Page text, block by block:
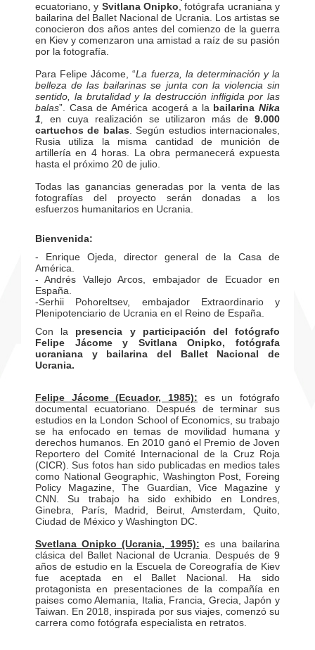
ecuatoriano, y Svitlana Onipko , fotógrafa ucraniana y
bailarina del Ballet Nacional de Ucrania. Los artistas se
conocieron dos años antes del comienzo de la guerra
en Kiev y comenzaron una amistad a raíz de su pasión
por la fotografía.
Para Felipe Jácome, “La fuerza, la determinación y la
belleza de las bailarinas se junta con la violencia sin
sentido, la brutalidad y la destrucción infligida por las
balas”. Casa de América acogerá a la bailarina Nika
1
en cuya realización se utilizaron más de 9.000
cartuchos de balas . Según estudios internacionales,
Rusia utiliza la misma cantidad de munición de
artillería en 4 horas. La obra permanecerá expuesta
hasta el próximo 20 de julio.
Todas las ganancias generadas por la venta de las
fotografías del proyecto serán donadas a los
esfuerzos humanitarios en Ucrania.
Bienvenida:
- Enrique Ojeda, director general de la Casa de
América.
- Andrés Vallejo Arcos, embajador de Ecuador en
España.
-Serhii Pohoreltsev, embajador Extraordinario y
Plenipotenciario de Ucrania en el Reino de España.
Con la presencia y participación del fotógrafo
Felipe Jácome y Svitlana Onipko, fotógrafa
ucraniana y bailarina del Ballet Nacional de
Ucrania.
Felipe Jácome (Ecuador, 1985):
es un fotógrafo
documental ecuatoriano. Después de terminar sus
estudios en la London School of Economics, su trabajo
se ha enfocado en temas de movilidad humana y
derechos humanos. En 2010 ganó el Premio de Joven
Reportero del Comité Internacional de la Cruz Roja
(CICR). Sus fotos han sido publicadas en medios tales
como National Geographic, Washington Post, Foreing
Policy Magazine, The Guardian, Vice Magazine y
CNN. Su trabajo ha sido exhibido en Londres,
Ginebra, París, Madrid, Beirut, Amsterdam, Quito,
Ciudad de México y Washington DC.
Svetlana Onipko (Ucrania, 1995): es una bailarina
clásica del Ballet Nacional de Ucrania. Después de 9
años de estudio en la Escuela de Coreografía de Kiev
fue aceptada en el Ballet Nacional. Ha sido
protagonista en presentaciones de la compañía en
paises como Alemania, Italia, Francia, Grecia, Japón y
Taiwan. En 2018, inspirada por sus viajes, comenzó su
carrera como fotógrafa especialista en retratos.